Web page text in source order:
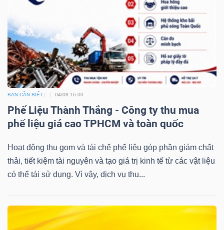
BẠN CẦN BIẾT 04/08 16:00
Phế Liệu Thành Thắng - Công ty thu mua
phế liệu giá cao TPHCM và toàn quốc
Hoạt động thu gom và tái chế phế liệu góp phần giảm chất
thải, tiết kiệm tài nguyên và tạo giá trị kinh tế từ các vật liệu
có thể tái sử dụng. Vì vậy, dịch vụ thu...